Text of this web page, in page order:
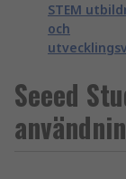
STEM
och
Seeed